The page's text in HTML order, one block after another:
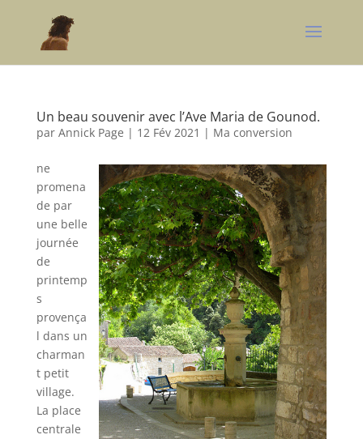
Un beau souvenir avec l’Ave Maria de Gounod.
par Annick Page | 12 Fév 2021 | Ma conversion
ne
promena
de par
une belle
journée
de
printemp
s
provença
l dans un
charman
t petit
village.
La place
centrale